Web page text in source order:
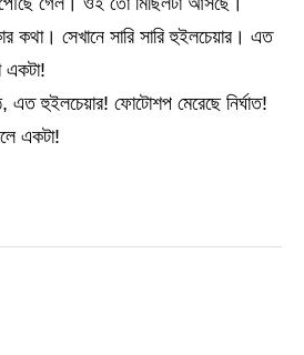
কথা। সেখানে সারি সারি হুইলচেয়ার। এত
একটা!
এত হুইলচেয়ার! ফোটোশপ মেরেছে নির্ঘাত!
একটা!